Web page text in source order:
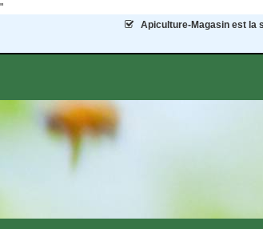
"
Apiculture-Magasin est la